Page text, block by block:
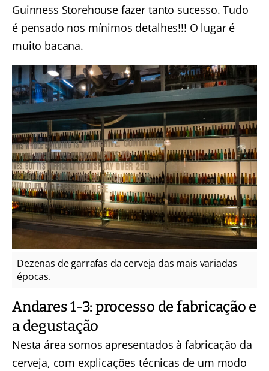
Guinness Storehouse fazer tanto sucesso. Tudo
é pensado nos mínimos detalhes!!! O lugar é
muito bacana.
Dezenas de garrafas da cerveja das mais variadas
épocas.
Andares 1-3: processo de fabricação e
a degustação
Nesta área somos apresentados à fabricação da
cerveja, com explicações técnicas de um modo